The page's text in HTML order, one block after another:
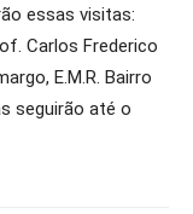
essas visitas:
Carlos Frederico
E.M.R. Bairro
seguirão até o